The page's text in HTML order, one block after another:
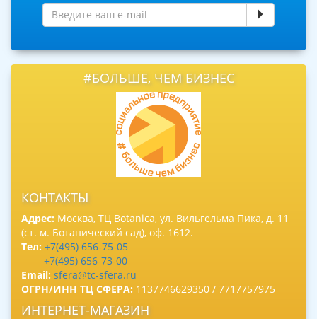
#БОЛЬШЕ, ЧЕМ БИЗНЕС
КОНТАКТЫ
Адрес: Москва, ТЦ Botanica, ул. Вильгельма Пика, д. 11
(ст. м. Ботанический сад), оф. 1612.
Тел: +7(495) 656-75-05
+7(495) 656-73-00
Email: sfera@tc-sfera.ru
ОГРН/ИНН ТЦ СФЕРА: 1137746629350 / 7717757975
ИНТЕРНЕТ-МАГАЗИН